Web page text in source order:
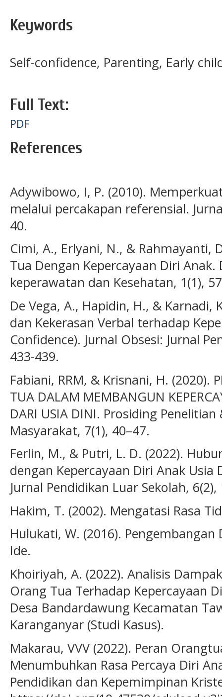
Keywords
Self-confidence, Parenting, Early
Full Text:
PDF
References
Adywibowo, I, P. (2010).
melalui percakapan referensial.
40.
Cimi, A., Erlyani, N., & Rahmayanti,
Tua Dengan Kepercayaan Diri
keperawatan dan Kesehatan, 1(1),
De Vega, A., Hapidin, H., & Karnadi,
dan Kekerasan Verbal terhadap
Confidence). Jurnal Obsesi: Jurnal
433-439.
Fabiani, RRM, & Krisnani, H. (2020).
TUA DALAM MEMBANGUN
DARI USIA DINI. Prosiding
Masyarakat, 7(1), 40–47.
Ferlin, M., & Putri, L. D. (2022).
dengan Kepercayaan Diri Anak
Jurnal Pendidikan Luar Sekolah, 6(2),
Hakim, T. (2002). Mengatasi Rasa
Hulukati, W. (2016). Pengembangan
Ide.
Khoiriyah, A. (2022). Analisis
Orang Tua Terhadap Kepercayaan
Desa Bandardawung Kecamatan
Karanganyar (Studi Kasus).
Makarau, VVV (2022). Peran
Menumbuhkan Rasa Percaya Diri
Pendidikan dan Kepemimpinan